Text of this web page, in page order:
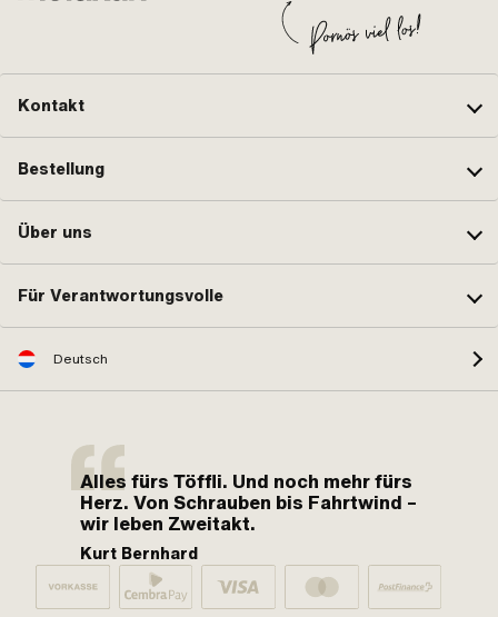
Kontakt
Bestellung
Über uns
Für Verantwortungsvolle
Deutsch
Alles fürs Töffli. Und noch mehr fürs
Herz. Von Schrauben bis Fahrtwind –
wir leben Zweitakt.
Kurt Bernhard